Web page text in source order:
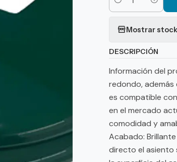
Cantidad
Mostrar
DESCRIPCIÓN
Información del
redondo, además
es compatible
en el mercado
comodidad y
Acabado:
directo el asiento